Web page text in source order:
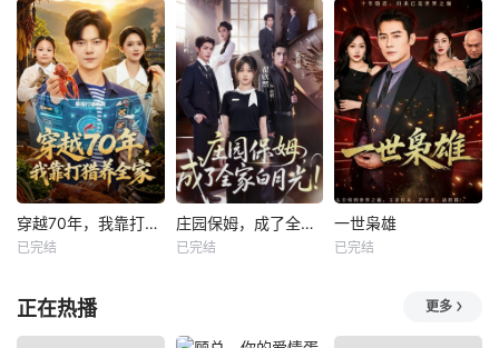
穿越70年，我靠打猎养全家
已完结
庄园保姆，成了全家白月光
已完结
一世枭雄
已完结
正在热播 更多